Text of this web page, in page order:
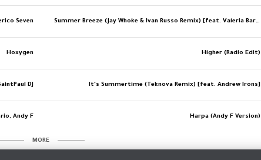
Summer Breeze (Jay Whoke & Ivan Russo Remix) [feat. Valeria Barbera]
Seven
Higher (Radio Edit)
Hoxygen
It's Summertime (Teknova Remix) [feat. Andrew Irons]
DJ
Harpa (Andy F Version)
Andy F
MORE